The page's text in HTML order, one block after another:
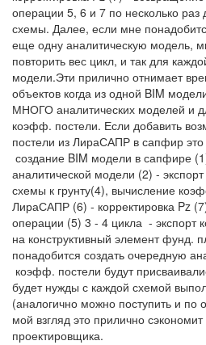
операции 5, 6 и 7 по несколько раз
схемы. Далее, если мне
еще одну аналитическую модель,
повторить вес цикл, и так для
модели.Эти прилично отнимает
объектов когда из одной BIM
МНОГО аналитических моделей и
коэфф. постели. Если добавить
постели из ЛираСАПР в сапфир это
создание BIM модели в сапфире
аналитической модели (2) -
схемы к грунту(4), вычисление
ЛираСАПР (6) - корректировка Pz
операции (5) 3 - 4 цикла -
на конструктивный элемент фунд.
понадобится создать очередную
коэфф. постели будут
будет нужды с каждой схемой
(аналогично можно поступить и
мой взгляд это прилично
проектировщика.